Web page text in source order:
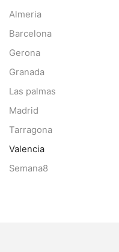
Almeria
Barcelona
Gerona
Granada
Las palmas
Madrid
Tarragona
Valencia
Semana8